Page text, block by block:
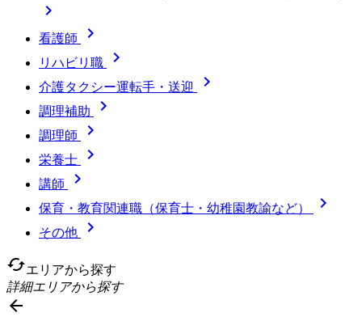

看護師 
リハビリ職 
介護タクシー運転手・送迎 
調理補助 
調理師 
栄養士 
講師 
保育・教育関連職（保育士・幼稚園教諭など） 
その他

cachedエリアから探す
詳細エリアから探す
